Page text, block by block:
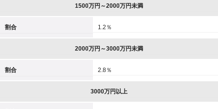
1500万円～2000万円未満
割合 1.2％
2000万円～3000万円未満
割合 2.8％
3000万円以上